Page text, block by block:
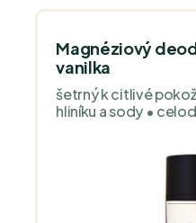
Magnéziový
vanilka
šetrný k citlivé
hliníku a sody •